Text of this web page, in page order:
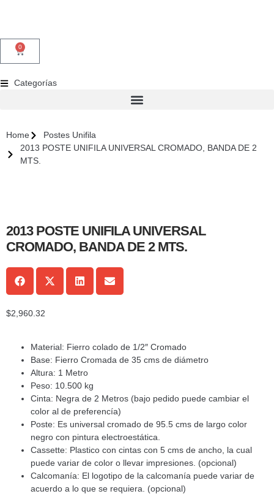
0
Categorías
Home
Postes Unifila
2013 POSTE UNIFILA UNIVERSAL CROMADO, BANDA DE 2
MTS.
2013 POSTE UNIFILA UNIVERSAL
CROMADO, BANDA DE 2 MTS.
$2,960.32
Material: Fierro colado de 1/2″ Cromado
Base: Fierro Cromada de 35 cms de diámetro
Altura: 1 Metro
Peso: 10.500 kg
Cinta: Negra de 2 Metros (bajo pedido puede cambiar el
color al de preferencía)
Poste: Es universal cromado de 95.5 cms de largo color
negro con pintura electroestática.
Cassette: Plastico con cintas con 5 cms de ancho, la cual
puede variar de color o llevar impresiones. (opcional)
Calcomanía: El logotipo de la calcomanía puede variar de
acuerdo a lo que se requiera. (opcional)